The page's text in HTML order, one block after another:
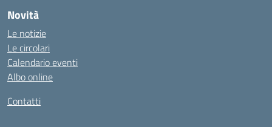
Novità
Le notizie
Le circolari
Calendario eventi
Albo online
Contatti